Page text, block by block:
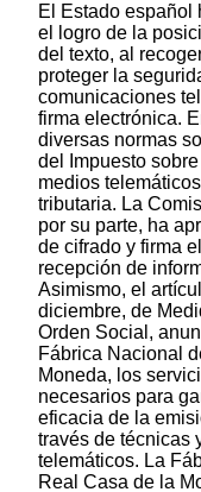
El Estado español
el logro de la
del texto, al
proteger la
comunicaciones
firma electrónica.
diversas normas
del Impuesto
medios
tributaria. La
por su parte, ha
de cifrado y firma
recepción de
Asimismo, el
diciembre, de
Orden Social,
Fábrica Nacional
Moneda, los
necesarios para
eficacia de la
través de técnicas
telemáticos. La
Real Casa de la